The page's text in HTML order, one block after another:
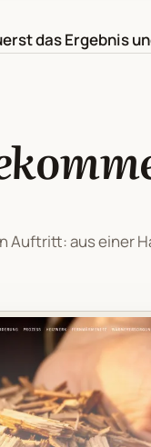
das Ergebnis
Auftritt: aus einer